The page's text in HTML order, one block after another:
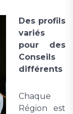
Des profils
variés
pour des
Conseils
différents
Chaque
Région est